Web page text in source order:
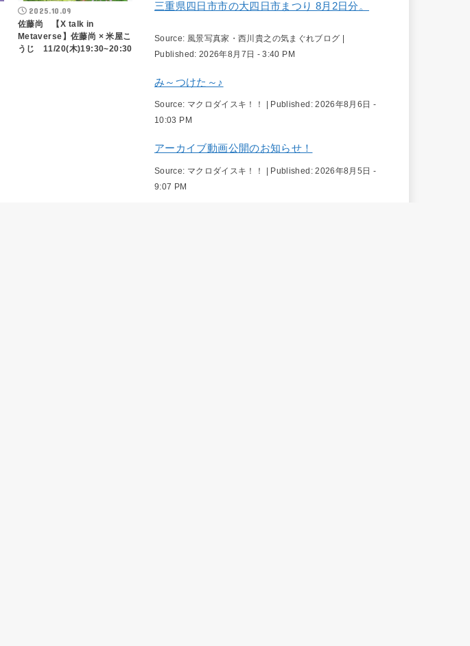
2025.10.09
佐藤尚 【X talk in
Metaverse】佐藤尚 × 米屋こ
うじ 11/20(木)19:30~20:30
三重県四日市市の大四日市まつり 8月2日分。
Source: 風景写真家・西川貴之の気まぐれブログ |
Published: 2026年8月7日 - 3:40 PM
み～つけた～♪
Source: マクロダイスキ！！ Published:2026年8月6日 -
10:03 PM
アーカイブ動画公開のお知らせ！
Source: マクロダイスキ！！ | Published:2026年8月5日 -
9:07 PM